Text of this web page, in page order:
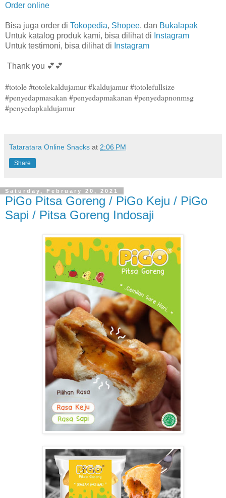
Order online
Bisa juga order di Tokopedia, Shopee, dan Bukalapak
Untuk katalog produk kami, bisa dilihat di Instagram
Untuk testimoni, bisa dilihat di Instagram
Thank you 💕💕
#totole #totolekaldujamur #kaldujamur #totolefullsize
#penyedapmasakan #penyedapmakanan #penyedapnonmsg
#penyedapkaldujamur
Tataratara Online Snacks at 2:06 PM
Share
Saturday, February 20, 2021
PiGo Pitsa Goreng / PiGo Keju / PiGo
Sapi / Pitsa Goreng Indosaji